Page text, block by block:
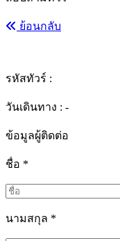
ย้อนกลับ
รหัสทัวร์ :
วันเดินทาง : -
ข้อมูลผู้ติดต่อ
ชื่อ *
นามสกุล *